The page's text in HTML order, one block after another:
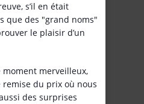
s’il en était
que des "grand noms"
le plaisir d’un
moment merveilleux,
du prix où nous
des surprises